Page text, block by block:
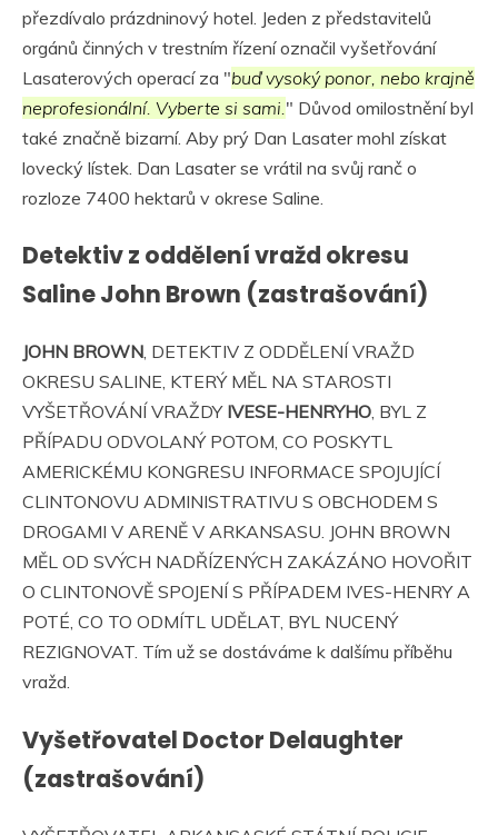
přezdívalo prázdninový hotel. Jeden z představitelů
orgánů činných v trestním řízení označil vyšetřování
Lasaterových operací za "buď vysoký ponor, nebo krajně
neprofesionální. Vyberte si sami. " Důvod omilostnění byl
také značně bizarní. Aby prý Dan Lasater mohl získat
lovecký lístek. Dan Lasater se vrátil na svůj ranč o
rozloze 7400 hektarů v okrese Saline.
Detektiv z oddělení vražd okresu
Saline John Brown (zastrašování)
JOHN BROWN, DETEKTIV Z ODDĚLENÍ VRAŽD
OKRESU SALINE, KTERÝ MĚL NA STAROSTI
VYŠETŘOVÁNÍ VRAŽDY IVESE-HENRYHO, BYL Z
PŘÍPADU ODVOLANÝ POTOM, CO POSKYTL
AMERICKÉMU KONGRESU INFORMACE SPOJUJÍCÍ
CLINTONOVU ADMINISTRATIVU S OBCHODEM S
DROGAMI V ARENĚ V ARKANSASU. JOHN BROWN
MĚL OD SVÝCH NADŘÍZENÝCH ZAKÁZÁNO HOVOŘIT
O CLINTONOVĚ SPOJENÍ S PŘÍPADEM IVES-HENRY A
POTÉ, CO TO ODMÍTL UDĚLAT, BYL NUCENÝ
REZIGNOVAT. Tím už se dostáváme k dalšímu příběhu
vražd.
Vyšetřovatel Doctor Delaughter
(zastrašování)